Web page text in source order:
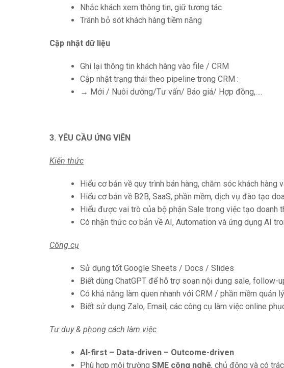
Nhắc khách xem thông tin, giữ tương tác
Tránh bỏ sót khách hàng tiềm năng
Cập nhật dữ liệu
Ghi lại thông tin khách hàng vào file / CRM
Cập nhật trạng thái theo pipeline trong CRM :
→ Mới / Nuôi dưỡng/Tư vấn/ Báo giá/ Hợp đồng,….
3. YÊU CẦU ỨNG VIÊN
Kiến thức
Hiểu cơ bản về quy trình bán hàng, chăm sóc khách hàng
Hiểu cơ bản về B2B, SaaS, phần mềm, dịch vụ đào tạo
Hiểu được vai trò của bộ phận Sale trong việc tạo
Có nhận thức cơ bản về AI, Automation và ứng dụng AI
Công cụ
Sử dụng tốt Google Sheets / Docs / Slides
Biết dùng ChatGPT để hỗ trợ soạn nội dung sale, follow-
Có khả năng làm quen nhanh với CRM / phần mềm quản
Biết sử dụng Zalo, Email, các công cụ làm việc online
Tư duy & phong cách làm việc
AI-first – Data-driven – Outcome-driven
Phù hợp môi trường SME công nghệ, chủ động và có